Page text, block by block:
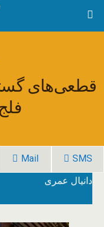
قطعی‌های
Mail SMS
دانیال عمری